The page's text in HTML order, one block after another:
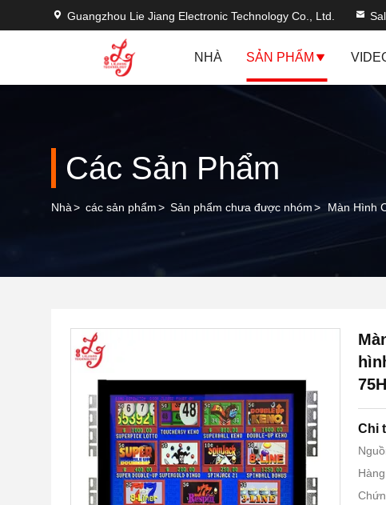
Guangzhou Lie Jiang Electronic Technology Co., Ltd.
NHÀ SẢN PHẨM
Các Sản Phẩm
Nhà> các sản phẩm> Sản phẩm chưa được nhóm> Màn Hình
Chi